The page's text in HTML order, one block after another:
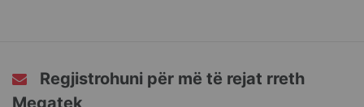
Regjistrohuni për më të rejat rreth
Megatek